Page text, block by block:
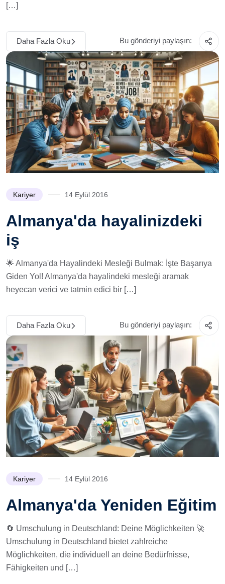
[…]
Daha Fazla Oku Bu gönderiyi paylaşın:
Kariyer 14 Eylül 2016
Almanya'da hayalinizdeki
iş
🌟 Almanya'da Hayalindeki Mesleği Bulmak: İşte Başarıya
Giden Yol! Almanya'da hayalindeki mesleği aramak
heyecan verici ve tatmin edici bir […]
Daha Fazla Oku Bu gönderiyi paylaşın:
Kariyer 14 Eylül 2016
Almanya'da Yeniden Eğitim
🔄 Umschulung in Deutschland: Deine Möglichkeiten 🚀
Umschulung in Deutschland bietet zahlreiche
Möglichkeiten, die individuell an deine Bedürfnisse,
Fähigkeiten und […]